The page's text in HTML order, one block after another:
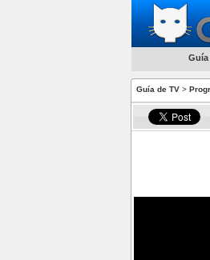
Guía
Guía de TV >